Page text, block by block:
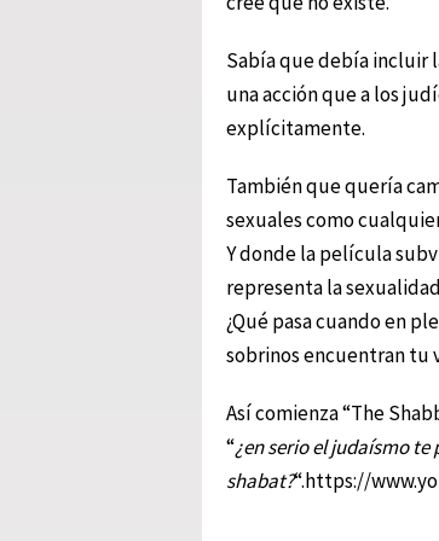
Sabía que debía incluir
una acción que a los
explícitamente.
También que quería
sexuales como
Y donde la película
representa la
¿Qué pasa cuando en
sobrinos encuentran tu
Así comienza “The
“¿en serio el judaísmo
shabat?“.https://